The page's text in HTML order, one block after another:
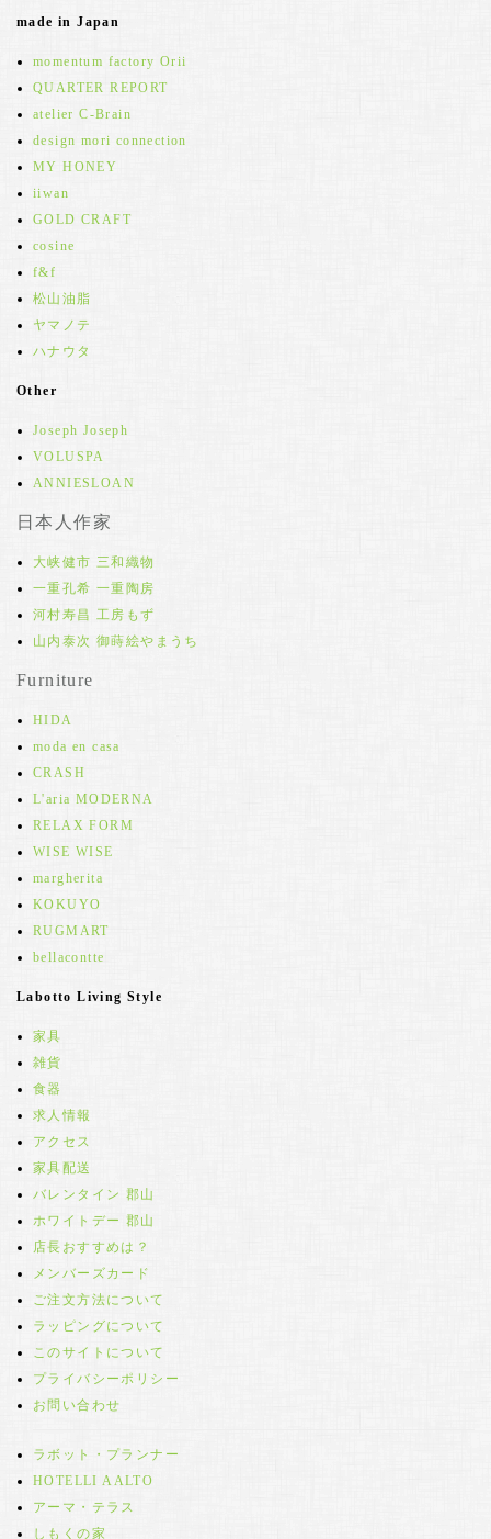
made in Japan
momentum factory Orii
QUARTER REPORT
atelier C-Brain
design mori connection
MY HONEY
iiwan
GOLD CRAFT
cosine
f&f
松山油脂
ヤマノテ
ハナウタ
Other
Joseph Joseph
VOLUSPA
ANNIESLOAN
日本人作家
大峡健市 三和織物
一重孔希 一重陶房
河村寿昌 工房もず
山内泰次 御蒔絵やまうち
Furniture
HIDA
moda en casa
CRASH
L'aria MODERNA
RELAX FORM
WISE WISE
margherita
KOKUYO
RUGMART
bellacontte
Labotto Living Style
家具
雑貨
食器
求人情報
アクセス
家具配送
バレンタイン 郡山
ホワイトデー 郡山
店長おすすめは？
メンバーズカード
ご注文方法について
ラッピングについて
このサイトについて
プライバシーポリシー
お問い合わせ
ラボット・プランナー
HOTELLI AALTO
アーマ・テラス
しもくの家